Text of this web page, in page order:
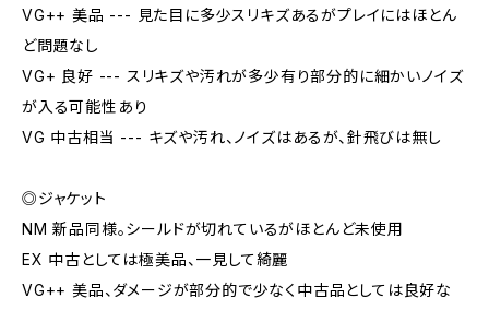
VG++ 美品 --- 見た目に多少スリキズあるがプレイにはほとん
ど問題なし
VG+ 良好 --- スリキズや汚れが多少有り部分的に細かいノイズ
が入る可能性あり
VG 中古相当 --- キズや汚れ、ノイズはあるが、針飛びは無し
◎ジャケット
NM 新品同様。シールドが切れているがほとんど未使用
EX 中古としては極美品、一見して綺麗
VG++ 美品、ダメージが部分的で少なく中古品としては良好な